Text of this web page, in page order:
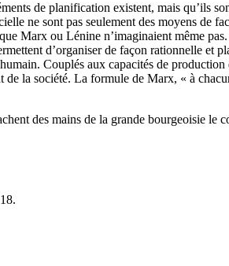
de planification existent, mais qu’ils
ne sont pas seulement des moyens de
Marx ou Lénine n’imaginaient même
d’organiser de façon rationnelle
Couplés aux capacités de
la société. La formule de Marx, « à
des mains de la grande bourgeoisie le